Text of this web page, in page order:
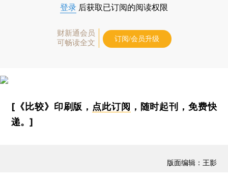
登录 后获取已订阅的阅读权限
财新通会员
可畅读全文
订阅/会员升级
[《比较》印刷版， 点此订阅 ，随时起刊，免费快
递。]
版面编辑：王影